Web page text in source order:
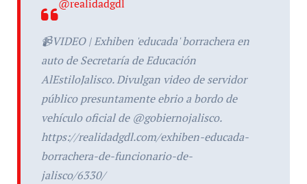
@realidadgdl
📹VIDEO | Exhiben 'educada' borrachera en
auto de Secretaría de Educación
AlEstiloJalisco. Divulgan video de servidor
público presuntamente ebrio a bordo de
vehículo oficial de @gobiernojalisco.
https://realidadgdl.com/exhiben-educada-
borrachera-de-funcionario-de-
jalisco/6330/